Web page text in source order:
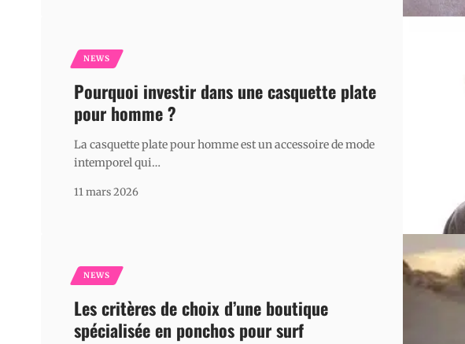
NEWS
Pourquoi investir dans une casquette plate
pour homme ?
La casquette plate pour homme est un accessoire de mode
intemporel qui…
11 mars 2026
NEWS
Les critères de choix d’une boutique
spécialisée en ponchos pour surf